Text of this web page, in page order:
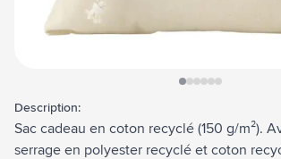
Description:
Sac cadeau en coton recyclé (150 g/m²).
serrage en polyester recyclé et coton